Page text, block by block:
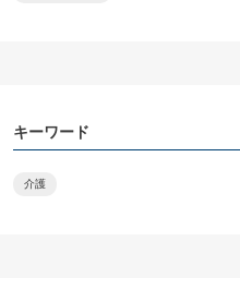
キーワード
介護